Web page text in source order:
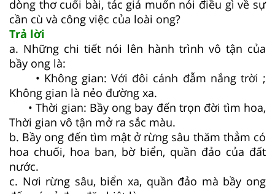
dòng thơ cuối bài, tác giả muốn nói điều gì về sự
cần cù và công việc của loài ong?
Trả lời
a. Những chi tiết nói lên hành trình vô tận của
bầy ong là:
• Không gian: Với đôi cánh đẫm nắng trời ;
Không gian là nẻo đường xa.
• Thời gian: Bầy ong bay đến trọn đời tìm hoa,
Thời gian vô tận mở ra sắc màu.
b. Bầy ong đến tìm mật ở rừng sâu thăm thẳm có
hoa chuối, hoa ban, bờ biển, quần đảo của đất
nước.
c. Nơi rừng sâu, biển xa, quần đảo mà bầy ong